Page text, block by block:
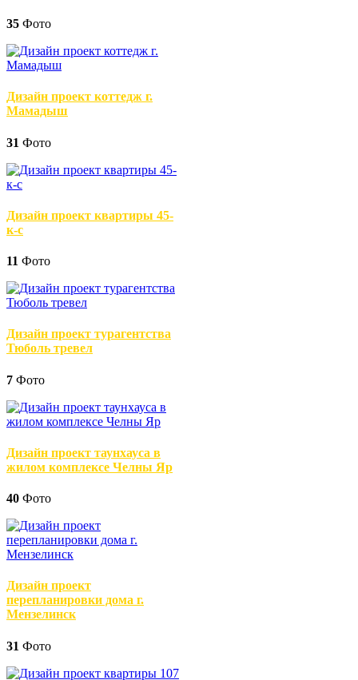
35 Фото
Дизайн проект коттедж г.
Мамадыш
31 Фото
Дизайн проект квартиры 45-
к-с
11 Фото
Дизайн проект турагентства
Тюболь тревел
7 Фото
Дизайн проект таунхауса в
жилом комплексе Челны Яр
40 Фото
Дизайн проект
перепланировки дома г.
Мензелинск
31 Фото